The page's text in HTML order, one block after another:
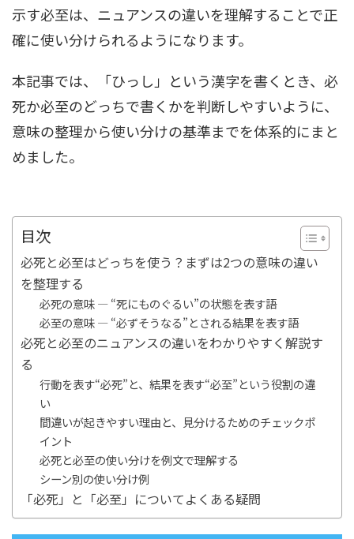
示す必至は、ニュアンスの違いを理解することで正
確に使い分けられるようになります。
本記事では、「ひっし」という漢字を書くとき、必
死か必至のどっちで書くかを判断しやすいように、
意味の整理から使い分けの基準までを体系的にまと
めました。
目次
必死と必至はどっちを使う？まずは2つの意味の違い
を整理する
必死の意味 ― “死にものぐるい”の状態を表す語
必至の意味 ― “必ずそうなる”とされる結果を表す語
必死と必至のニュアンスの違いをわかりやすく解説す
る
行動を表す“必死”と、結果を表す“必至”という役割の違
い
間違いが起きやすい理由と、見分けるためのチェックポ
イント
必死と必至の使い分けを例文で理解する
シーン別の使い分け例
「必死」と「必至」についてよくある疑問